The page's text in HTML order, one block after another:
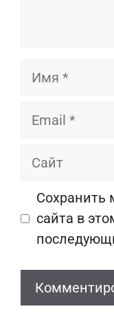
Имя
Email
Сайт
Сохранить
сайта в